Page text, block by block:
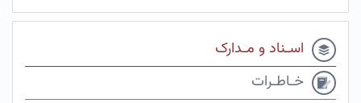
اسـناد و مـدارک
خـاطـرات